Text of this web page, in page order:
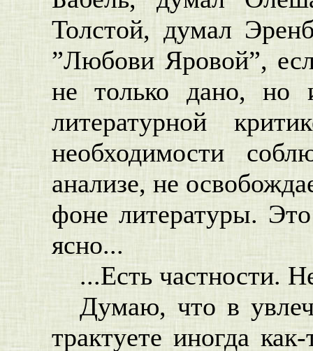
Толстой, думал
”Любови Яровой”,
не только дано, но
литературной
необходимости
анализе, не
фоне литературы.
ясно...
...Есть частности.
Думаю, что в
трактуете иногда